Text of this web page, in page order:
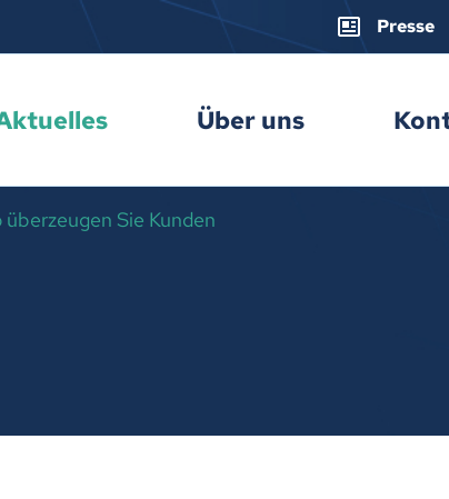
Presse
Über uns
Sie Kunden